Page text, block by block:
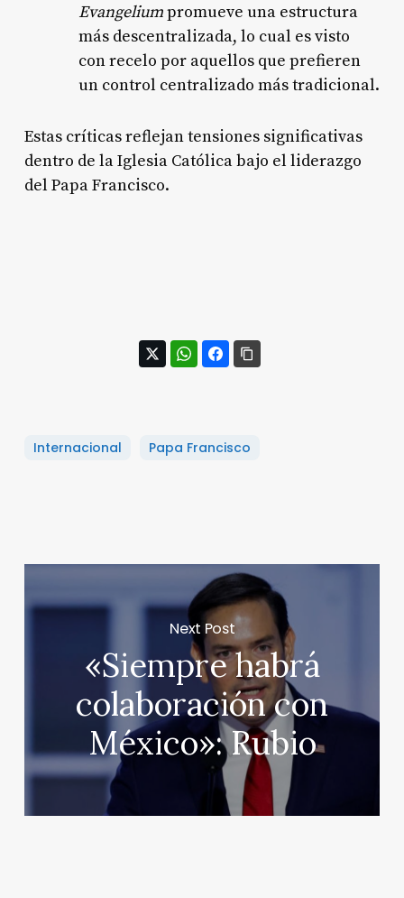
Evangeliumpromueve una estructura
más descentralizada, lo cual es visto
con recelo por aquellos que prefieren
un control centralizado más tradicional.
Estas críticas reflejan tensiones significativas
dentro de la Iglesia Católica bajo el liderazgo
del Papa Francisco.
Internacional Papa Francisco
Next Post
«Siempre habrá
colaboración con
México»: Rubio